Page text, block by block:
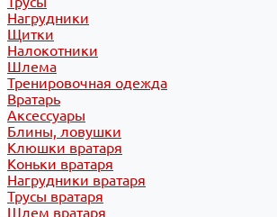
Нагрудники
Щитки
Налокотники
Шлема
Тренировочная одежда
Вратарь
Аксессуары
Блины, ловушки
Клюшки вратаря
Коньки вратаря
Нагрудники вратаря
Трусы вратаря
Шлем вратаря